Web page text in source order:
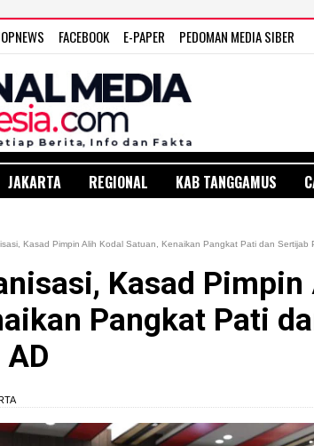
FACEBOOK E-PAPER PEDOMAN MEDIA SIBER
JAKARTA REGIONAL KAB TANGGAMUS
Kasad Pimpin Alih Kodal Satuan, Kenaikan Pangkat Pati dan Sertijab
Kasad Pimpin
Pangkat Pati